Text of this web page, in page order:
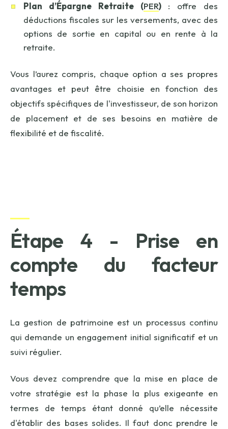
Plan d’Épargne Retraite (PER) : offre des
déductions fiscales sur les versements, avec des
options de sortie en capital ou en rente à la
retraite.
Vous l’aurez compris, chaque option a ses propres
avantages et peut être choisie en fonction des
objectifs spécifiques de l'investisseur, de son horizon
de placement et de ses besoins en matière de
flexibilité et de fiscalité.
Étape 4 - Prise en
compte du facteur
temps
La gestion de patrimoine est un processus continu
qui demande un engagement initial significatif et un
suivi régulier.
Vous devez comprendre que la mise en place de
votre stratégie est la phase la plus exigeante en
termes de temps étant donné qu’elle nécessite
d'établir des bases solides. Il faut donc prendre le